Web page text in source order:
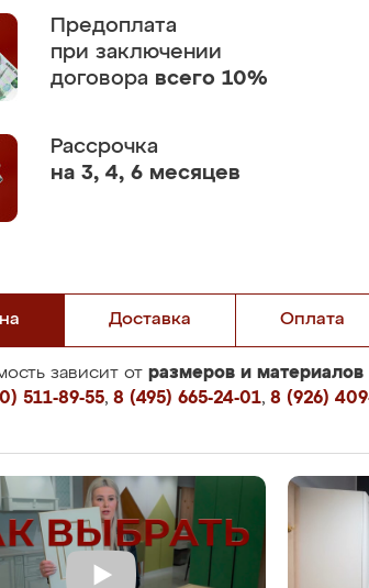
Предоплата
при заключении
договора всего 10%
Рассрочка
на 3, 4, 6 месяцев
Доставка Оплата
зависит от размеров и материалов
511-89-55, 8 (495) 665-24-01, 8 (926)